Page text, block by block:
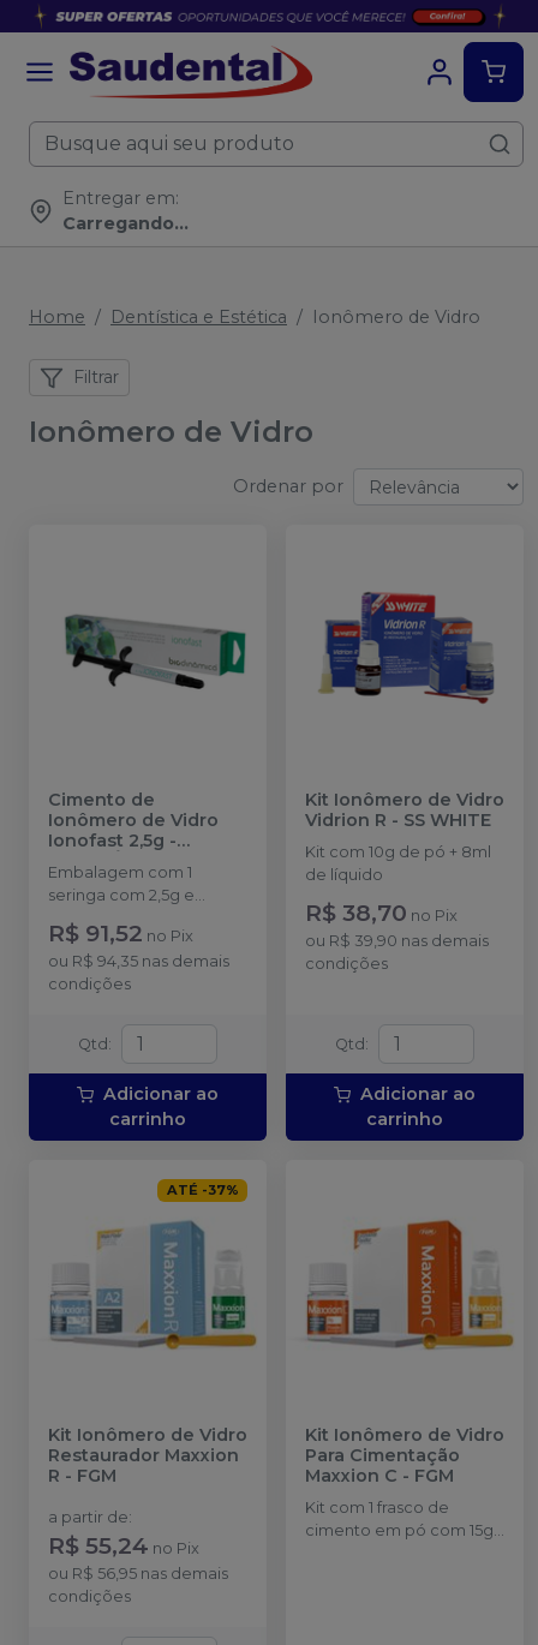
Entregar em:
Carregando...
Home Dentística e Estética Ionômero de Vidro
Filtrar
Ionômero de Vidro
Ordenar por
Cimento de
Ionômero de Vidro
Ionofast 2,5g -
BIODINÂMICA
Embalagem com 1
seringa com 2,5g e
acessórios.
R$ 91,52 no Pix
ou R$ 94,35 nas demais
condições
Qtd :
Adicionar ao
carrinho
Kit Ionômero de Vidro
Vidrion R - SS WHITE
Kit com 10g de pó + 8ml
de líquido
R$ 38,70 no Pix
ou R$ 39,90 nas demais
condições
Qtd :
Adicionar ao
carrinho
ATÉ -37%
Kit Ionômero de Vidro
Restaurador Maxxion
R - FGM
a partir de:
R$ 55,24 no Pix
ou R$ 56,95 nas demais
condições
Kit Ionômero de Vidro
Para Cimentação
Maxxion C - FGM
Kit com 1 frasco de
cimento em pó com 15g